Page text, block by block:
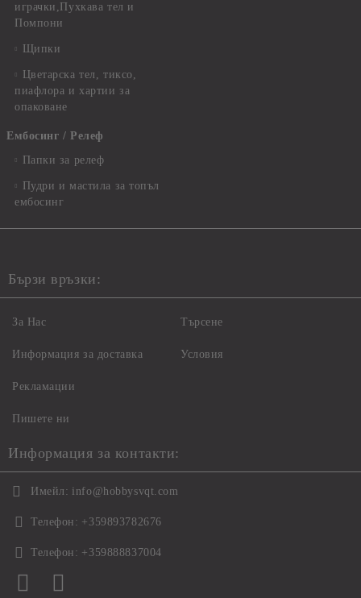
играчки,Пухкава тел и
Помпони
Щипки
Цветарска тел, тиксо,
пиафлора и хартии за
опаковане
Ембосинг / Релеф
Папки за релеф
Пудри и мастила за топъл
ембосинг
Бързи връзки:
За Нас
Информация за доставка
Рекламации
Пишете ни
Търсене
Условия
Информация за контакти:
Имейл: info@hobbysvqt.com
Телефон: +359893782676
Телефон: +359888837004